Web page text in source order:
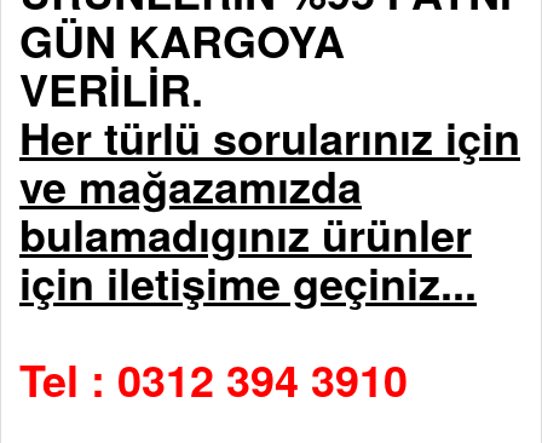
GÜN KARGOYA
VERİLİR.
Her türlü sorularınız için
ve mağazamızda
bulamadıgınız ürünler
için iletişime geçiniz...
Tel : 0312 394 3910